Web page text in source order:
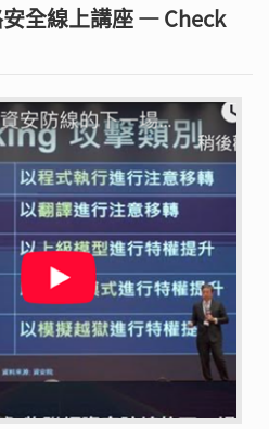
全線上講座 — Check